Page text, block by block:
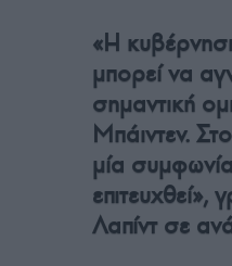
«Η
μπορεί να
σημαντική
Μπάιντεν.
μία
επιτευχθεί»,
Λαπίντ σε